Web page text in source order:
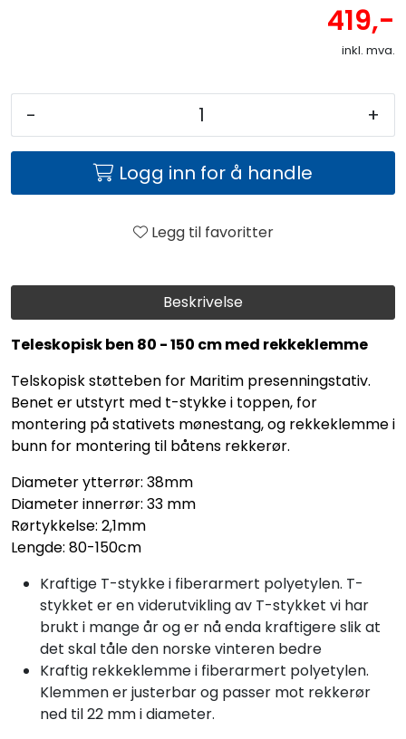
Beskrivelse
Teleskopisk ben 80 - 150 cm med rekkeklemme
Telskopisk støtteben for Maritim presenningstativ.
Benet er utstyrt med t-stykke i toppen, for
montering på stativets mønestang, og rekkeklemme i
bunn for montering til båtens rekkerør.
Diameter ytterrør: 38mm
Diameter innerrør: 33 mm
Rørtykkelse: 2,1mm
Lengde: 80-150cm
Kraftige T-stykke i fiberarmert polyetylen. T-
stykket er en viderutvikling av T-stykket vi har
brukt i mange år og er nå enda kraftigere slik at
det skal tåle den norske vinteren bedre
Kraftig rekkeklemme i fiberarmert polyetylen.
Klemmen er justerbar og passer mot rekkerør
ned til 22 mm i diameter.
419,-
inkl. mva.
- +
Logg inn for å handle
Legg til favoritter